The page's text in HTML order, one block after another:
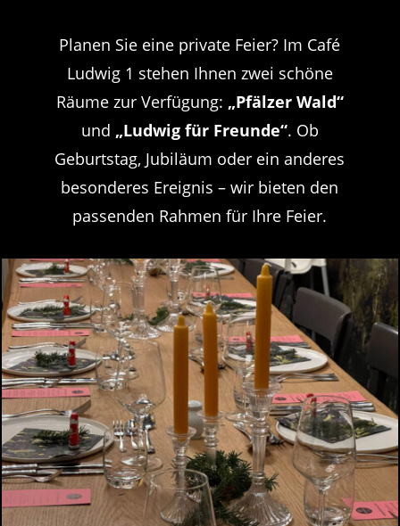
Planen Sie eine private Feier? Im Café
Ludwig 1 stehen Ihnen zwei schöne
Räume zur Verfügung: „Pfälzer Wald“
und „Ludwig für Freunde“. Ob
Geburtstag, Jubiläum oder ein anderes
besonderes Ereignis – wir bieten den
passenden Rahmen für Ihre Feier.